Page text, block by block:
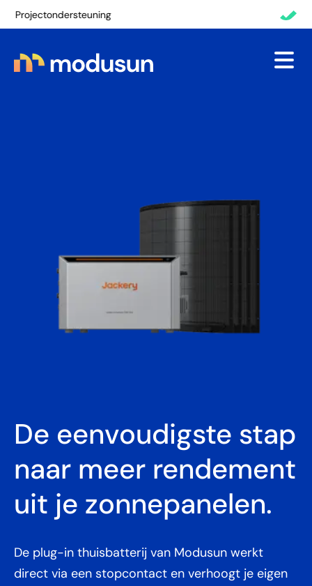
Terug
De eenvoudigste stap
naar meer rendement
uit je zonnepanelen.
De plug-in thuisbatterij van Modusun werkt
direct via een stopcontact en verhoogt je eigen